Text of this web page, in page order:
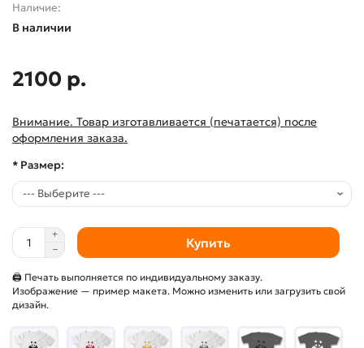
Наличие:
В наличии
2100 р.
Внимание. Товар изготавливается (печатается) после
оформления заказа.
* Размер:
Купить
🖨 Печать выполняется по индивидуальному заказу.
Изображение — пример макета. Можно изменить или загрузить свой
дизайн.